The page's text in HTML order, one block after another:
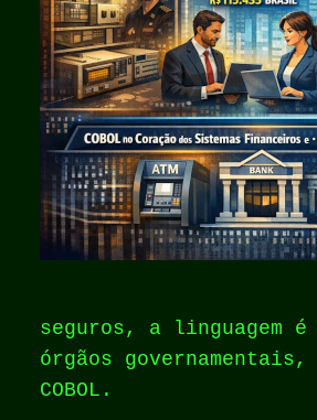
seguros, a linguagem
órgãos
COBOL.